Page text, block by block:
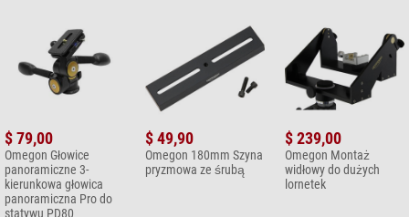
$ 79,00
Omegon Głowice
panoramiczne 3-
kierunkowa głowica
panoramiczna Pro do
statywu PD80
$ 49,90
Omegon 180mm Szyna
pryzmowa ze śrubą
$ 239,00
Omegon Montaż
widłowy do dużych
lornetek